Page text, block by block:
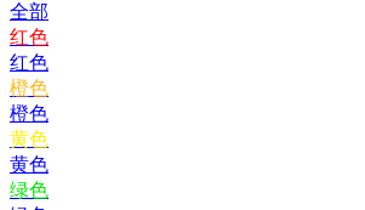
全部
红色
红色
橙色
橙色
黄色
黄色
绿色